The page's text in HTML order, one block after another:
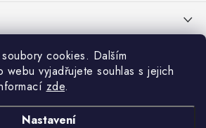
cookies. Dalším
webu vyjadřujete souhlas s jejich
zde.
Nastavení
světem bylin, vitamínů a